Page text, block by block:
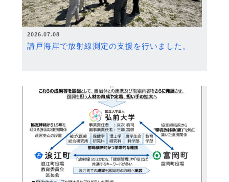
2026.07.08
請戸海岸で放射線測定の支援を行いました。